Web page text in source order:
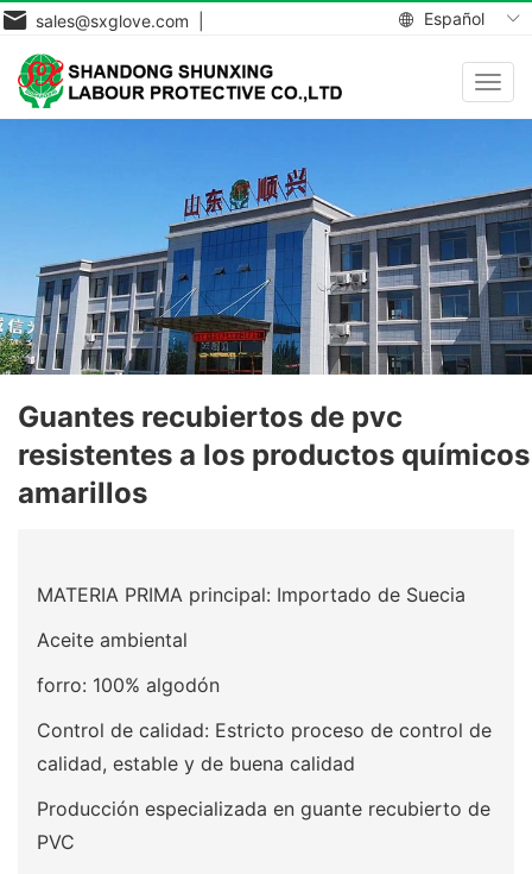
Español
sales@sxglove.com |
Guantes recubiertos de pvc
resistentes a los productos químicos
amarillos
MATERIA PRIMA principal: Importado de Suecia
Aceite ambiental
forro: 100% algodón
Control de calidad: Estricto proceso de control de
calidad, estable y de buena calidad
Producción especializada en guante recubierto de
PVC